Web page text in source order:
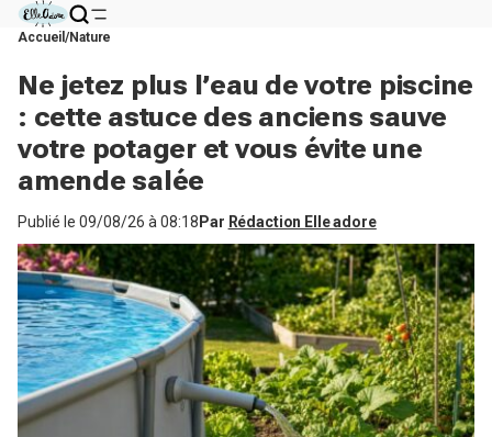
Accueil Nature
Ne jetez plus l’eau de votre piscine
: cette astuce des anciens sauve
votre potager et vous évite une
amende salée
Publié le 09/08/26 à 08:18 Par Rédaction Elle adore